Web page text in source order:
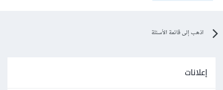
اذهب إلى قائمة الأسئلة
إعلانات